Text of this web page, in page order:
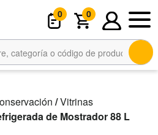
0 0
/Vitrinas
de Mostrador 88 L